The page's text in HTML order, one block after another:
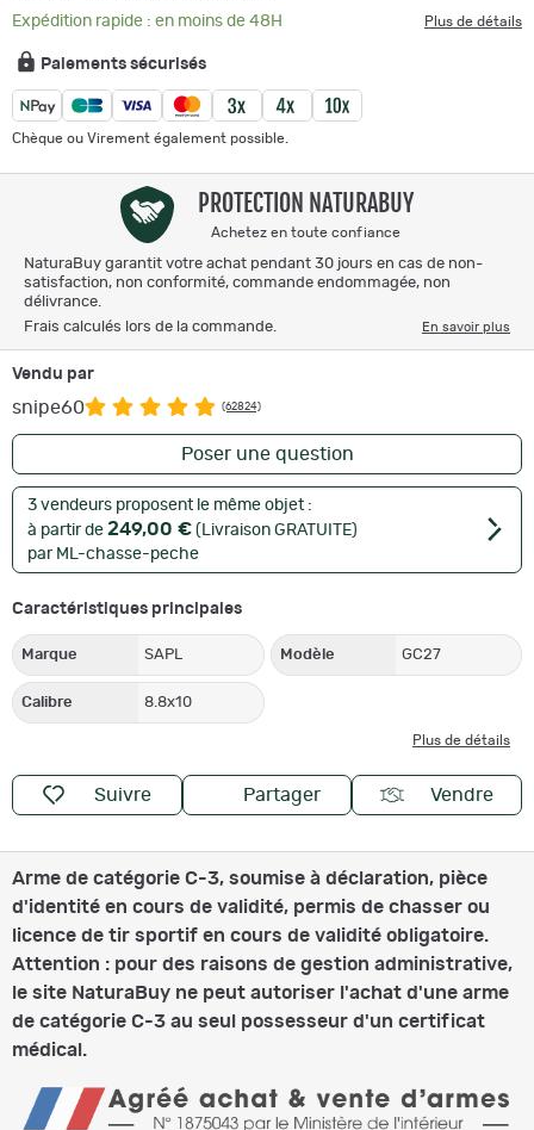
Expédition rapide : en moins de 48H
Plus de détails
Paiements sécurisés
Chèque ou Virement également possible.
PROTECTION NATURABUY
Achetez en toute confiance
NaturaBuy garantit votre achat pendant 30 jours en cas de non-
satisfaction, non conformité, commande endommagée, non
délivrance.
Frais calculés lors de la commande.
En savoir plus
Vendu par
snipe60 (62824)
Poser une question
3 vendeurs proposent le même objet :
à partir de 249,00 € (Livraison GRATUITE)
par ML-chasse-peche
Caractéristiques principales
Marque SAPL Modèle GC27
Calibre 8.8x10
Plus de détails
Suivre Partager Vendre
Arme de catégorie C-3, soumise à déclaration, pièce
d'identité en cours de validité, permis de chasser ou
licence de tir sportif en cours de validité obligatoire.
Attention : pour des raisons de gestion administrative,
le site NaturaBuy ne peut autoriser l'achat d'une arme
de catégorie C-3 au seul possesseur d'un certificat
médical.